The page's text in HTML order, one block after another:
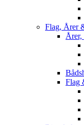
Flag, Årer
Årer,
Flag